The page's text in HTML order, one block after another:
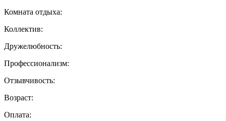
Комната отдыха:
Коллектив:
Дружелюбность:
Профессионализм:
Отзывчивость:
Возраст:
Оплата: